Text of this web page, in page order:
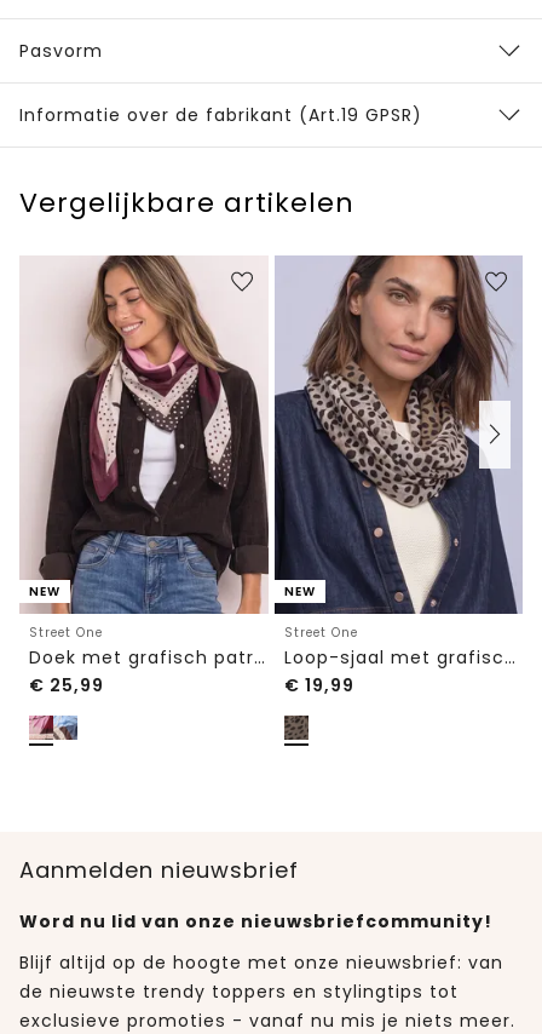
Pasvorm
Informatie over de fabrikant (Art.19 GPSR)
Vergelijkbare artikelen
NEW
Street One
Doek met grafisch patroon
€ 25,99
NEW
Street One
Loop-sjaal met grafisch patroon
€ 19,99
Aanmelden nieuwsbrief
Word nu lid van onze nieuwsbriefcommunity!
Blijf altijd op de hoogte met onze nieuwsbrief: van
de nieuwste trendy toppers en stylingtips tot
exclusieve promoties - vanaf nu mis je niets meer.